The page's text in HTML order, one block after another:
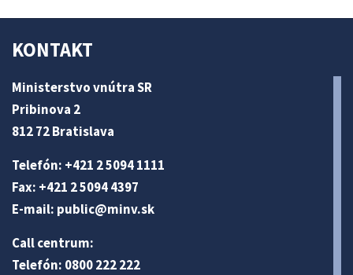
KONTAKT
Ministerstvo vnútra SR
Pribinova 2
812 72 Bratislava
Telefón: +421 2 5094 1111
Fax: +421 2 5094 4397
E-mail: public@minv.sk
Call centrum:
Telefón: 0800 222 222